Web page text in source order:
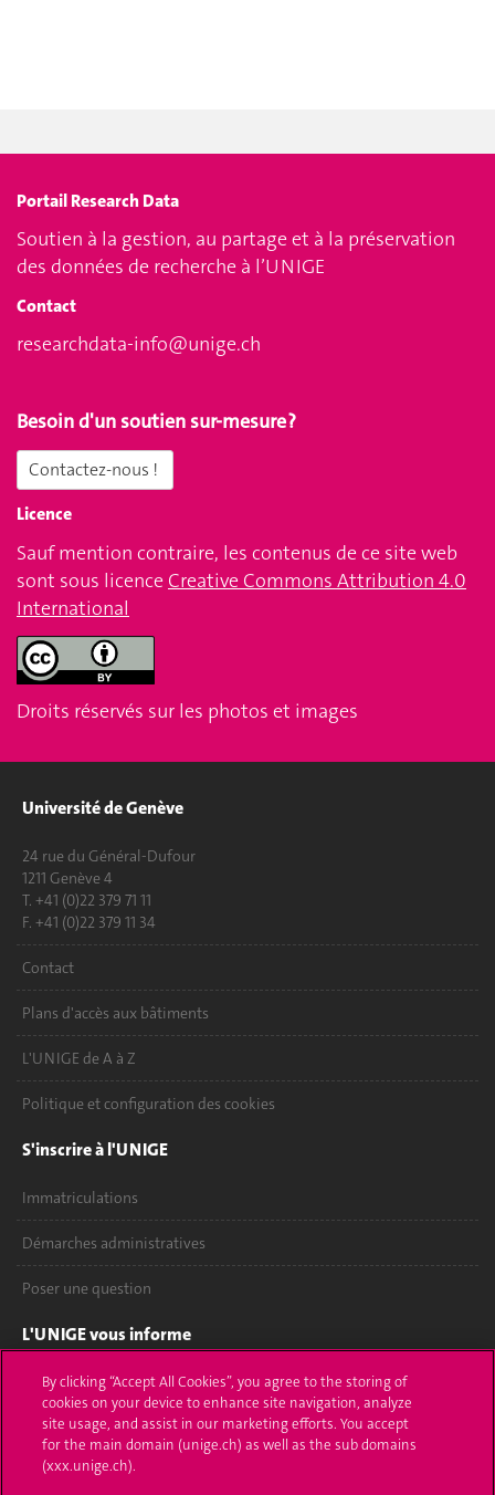
Portail Research Data
Soutien à la gestion, au partage et à la préservation
des données de recherche à l’UNIGE
Contact
researchdata-info@unige.ch
Besoin d'un soutien sur-mesure ?
Contactez-nous !
Licence
Sauf mention contraire, les contenus de ce site web
sont sous licence Creative Commons Attribution 4.0
International
Droits réservés sur les photos et images
Université de Genève
24 rue du Général-Dufour
1211 Genève 4
T. +41 (0)22 379 71 11
F. +41 (0)22 379 11 34
Contact
Plans d'accès aux bâtiments
L'UNIGE de A à Z
Politique et configuration des cookies
S'inscrire à l'UNIGE
Immatriculations
Démarches administratives
Poser une question
L'UNIGE vous informe
UNIGE Mobile
Médias
Offres d'emploi
By clicking “Accept All Cookies”, you agree to the storing of
cookies on your device to enhance site navigation, analyze
site usage, and assist in our marketing efforts. You accept
for the main domain (unige.ch) as well as the sub domains
(xxx.unige.ch).